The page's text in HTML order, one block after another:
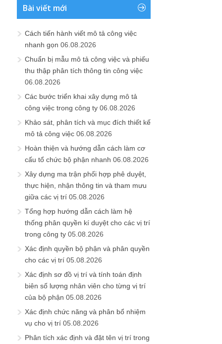
Bài viết mới
Cách tiến hành viết mô tả công việc
nhanh gọn 06.08.2026
Chuẩn bị mẫu mô tả công việc và phiếu
thu thập phân tích thông tin công việc
06.08.2026
Các bước triển khai xây dựng mô tả
công việc trong công ty 06.08.2026
Khảo sát, phân tích và mục đích thiết kế
mô tả công việc 06.08.2026
Hoàn thiện và hướng dẫn cách làm cơ
cấu tổ chức bộ phận nhanh 06.08.2026
Xây dựng ma trận phối hợp phê duyệt,
thực hiện, nhận thông tin và tham mưu
giữa các vị trí 05.08.2026
Tổng hợp hướng dẫn cách làm hệ
thống phân quyền kí duyệt cho các vị trí
trong công ty 05.08.2026
Xác định quyền bộ phận và phân quyền
cho các vị trí 05.08.2026
Xác định sơ đồ vị trí và tính toán định
biên số lượng nhân viên cho từng vị trí
của bộ phận 05.08.2026
Xác định chức năng và phân bổ nhiệm
vụ cho vị trí 05.08.2026
Phân tích xác định và đặt tên vị trí trong